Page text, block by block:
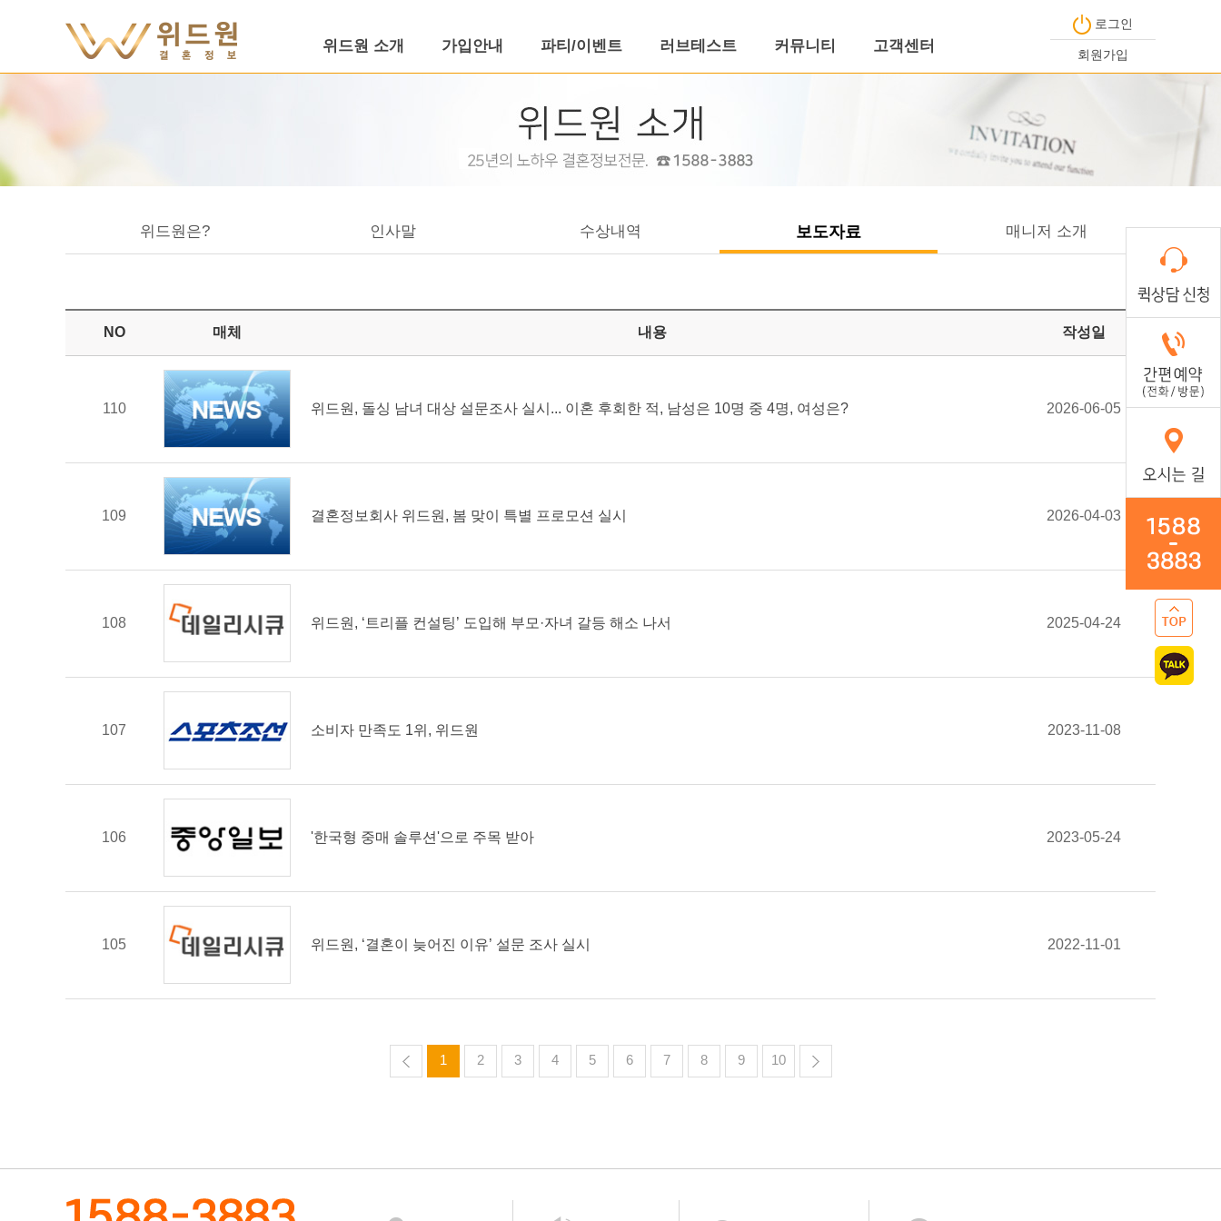
위드원 소개 가입안내 파티/이벤트 러브테스트 커뮤니티 고객센터
로그인
회원가입
가입비용 안내
위드원은? 인사말 수상내역 보도자료 매니저 소개
NO 매체 내용 작성일
110 위드원, 돌싱 남녀 대상 설문조사 실시... 이혼 후회한 적, 남성은 10명 중 4명, 여성은? 2026-06-05
109 결혼정보회사 위드원, 봄 맞이 특별 프로모션 실시 2026-04-03
108 위드원, ‘트리플 컨설팅’ 도입해 부모·자녀 갈등 해소 나서 2025-04-24
107 소비자 만족도 1위, 위드원 2023-11-08
106 '한국형 중매 솔루션'으로 주목 받아 2023-05-24
105 위드원, ‘결혼이 늦어진 이유’ 설문 조사 실시 2022-11-01
1 2 3 4 5 6 7 8 9 10